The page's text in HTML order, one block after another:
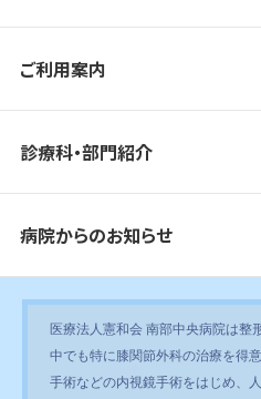
ご利用案内
診療科・部門紹介
病院からのお知らせ
医療法人憲和会 南部中央病院は整
中でも特に膝関節外科の治療を得
手術などの内視鏡手術をはじめ、